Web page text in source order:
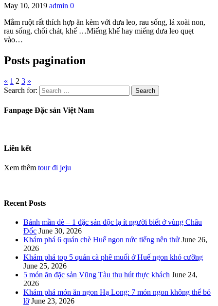
May 10, 2019 admin 0
Mắm ruột rất thích hợp ăn kèm với dưa leo, rau sống, lá xoài non,
rau sống, chối chát, khế …Miếng khế hay miếng dưa leo quẹt
vào…
Posts pagination
« 1 2 3 »
Search for:
Fanpage Đặc sản Việt Nam
Liên kết
Xem thêm tour đi jeju
Recent Posts
Bánh mần dè – 1 đặc sản độc lạ ít người biết ở vùng Châu
Đốc June 30, 2026
Khám phá 6 quán chè Huế ngon nức tiếng nên thử June 26,
2026
Khám phá top 5 quán cà phê muối ở Huế ngon khó cưỡng
June 25, 2026
5 món ăn đặc sản Vũng Tàu thu hút thực khách June 24,
2026
Khám phá món ăn ngon Hạ Long: 7 món ngon không thể bỏ
lỡ June 23, 2026